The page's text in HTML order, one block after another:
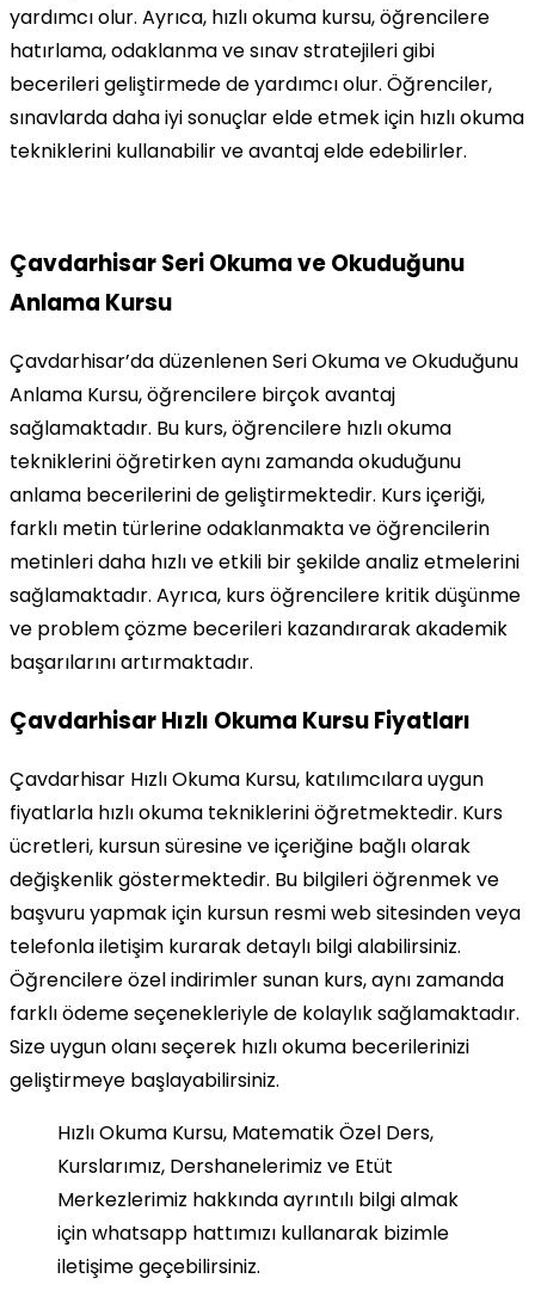
yardımcı olur. Ayrıca, hızlı okuma kursu, öğrencilere
hatırlama, odaklanma ve sınav stratejileri gibi
becerileri geliştirmede de yardımcı olur. Öğrenciler,
sınavlarda daha iyi sonuçlar elde etmek için hızlı okuma
tekniklerini kullanabilir ve avantaj elde edebilirler.
Çavdarhisar Seri Okuma ve Okuduğunu
Anlama Kursu
Çavdarhisar’da düzenlenen Seri Okuma ve Okuduğunu
Anlama Kursu, öğrencilere birçok avantaj
sağlamaktadır. Bu kurs, öğrencilere hızlı okuma
tekniklerini öğretirken aynı zamanda okuduğunu
anlama becerilerini de geliştirmektedir. Kurs içeriği,
farklı metin türlerine odaklanmakta ve öğrencilerin
metinleri daha hızlı ve etkili bir şekilde analiz etmelerini
sağlamaktadır. Ayrıca, kurs öğrencilere kritik düşünme
ve problem çözme becerileri kazandırarak akademik
başarılarını artırmaktadır.
Çavdarhisar Hızlı Okuma Kursu Fiyatları
Çavdarhisar Hızlı Okuma Kursu, katılımcılara uygun
fiyatlarla hızlı okuma tekniklerini öğretmektedir. Kurs
ücretleri, kursun süresine ve içeriğine bağlı olarak
değişkenlik göstermektedir. Bu bilgileri öğrenmek ve
başvuru yapmak için kursun resmi web sitesinden veya
telefonla iletişim kurarak detaylı bilgi alabilirsiniz.
Öğrencilere özel indirimler sunan kurs, aynı zamanda
farklı ödeme seçenekleriyle de kolaylık sağlamaktadır.
Size uygun olanı seçerek hızlı okuma becerilerinizi
geliştirmeye başlayabilirsiniz.
Hızlı Okuma Kursu, Matematik Özel Ders,
Kurslarımız, Dershanelerimiz ve Etüt
Merkezlerimiz hakkında ayrıntılı bilgi almak
için whatsapp hattımızı kullanarak bizimle
iletişime geçebilirsiniz.